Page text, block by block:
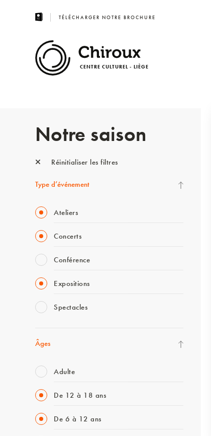
TÉLÉCHARGER NOTRE BROCHURE
CENTRE CULTUREL - LIÈGE
Notre saison
Réinitialiser les filtres
Type d’événement
Ateliers
Concerts
Conférence
Expositions
Spectacles
Âges
Adulte
De 12 à 18 ans
De 6 à 12 ans